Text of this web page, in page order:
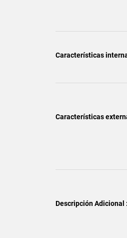
Características
Características
Descripción Adicional :